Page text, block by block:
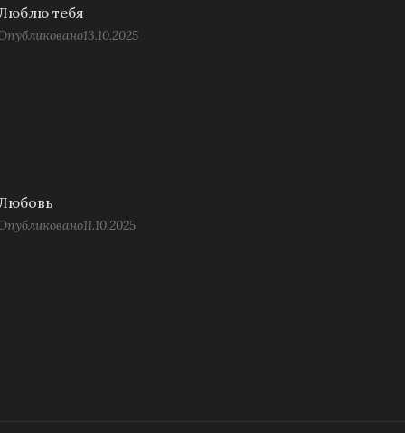
тебя
13.10.2025
11.10.2025